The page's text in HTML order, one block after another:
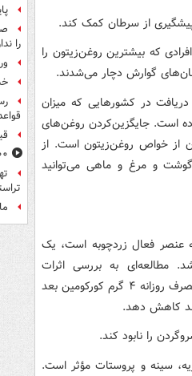
از سرطان کمک کند.
نشان داد افرادی که بیشترین روغن‌زیتون را
گوارش دچار می‌شدند.
در ۲۸ کشور پرداخت و دریافت در کشورهایی که میزان
است. جایگزین‌کردن روغن‌های
از خواص روغن‌زیتون است. از
گوشت و مرغ و ماهی می‌توانید
عنصر فعال زردچوبه است، یک
مطالعه‌ای به بررسی اثرات
کورکومین بر ۴۴ بیمار که ضایعات سرطانی در کولون داشتند. مصرف روزانه ۴ گرم کورکومین بعد
را نابود کند.
سینه و پروستات مؤثر است.
را
۸۰۰